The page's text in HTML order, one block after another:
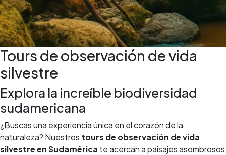
Tours de observación de vida
silvestre
Explora la increíble biodiversidad
sudamericana
¿Buscas una experiencia única en el corazón de la
naturaleza? Nuestros tours de observación de vida
silvestre en Sudamérica te acercan a paisajes asombrosos